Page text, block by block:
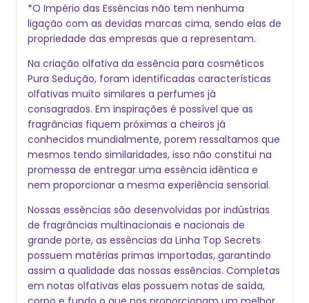
*O Império das Essências não tem nenhuma
ligação com as devidas marcas cima, sendo elas de
propriedade das empresas que a representam.
Na criação olfativa da essência para cosméticos
Pura Sedução, foram identificadas características
olfativas muito similares a perfumes j
consagrados. Em inspirações é possível que as
fragrâncias fiquem próximas a cheiros j
conhecidos mundialmente, porem ressaltamos que
mesmos tendo similaridades, isso não constitui na
promessa de entregar uma essência idêntica e
nem proporcionar a mesma experiência sensorial.
Nossas essências são desenvolvidas por indústrias
de fragrâncias multinacionais e nacionais de
grande porte, as essências da Linha Top Secrets
possuem matérias primas importadas, garantindo
assim a qualidade das nossas essências. Completas
em notas olfativas elas possuem notas de saída,